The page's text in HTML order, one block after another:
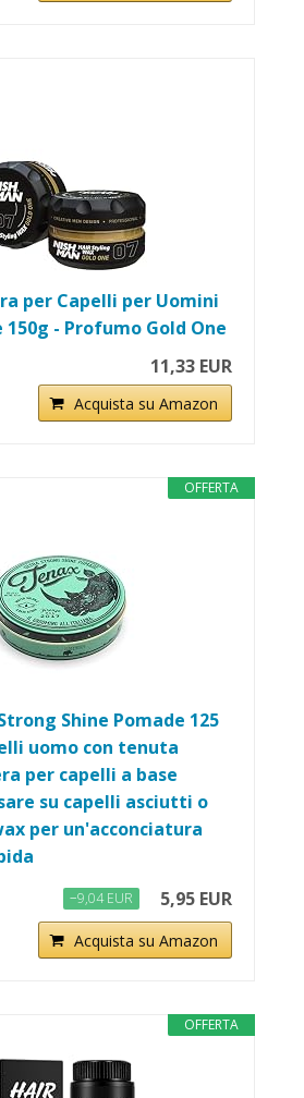
per Capelli per Uomini
150g - Profumo Gold One
11,33 EUR
Acquista su Amazon
OFFERTA
Shine Pomade 125
uomo con tenuta
per capelli a base
su capelli asciutti o
per un'acconciatura
−9,04 EUR 5,95 EUR
Acquista su Amazon
OFFERTA